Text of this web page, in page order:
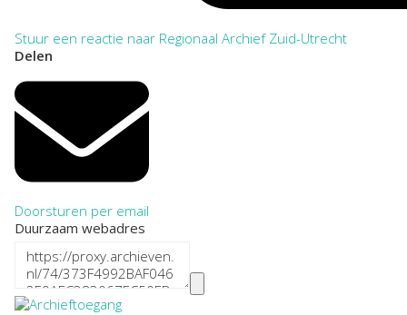
Stuur een reactie naar Regionaal Archief Zuid-Utrecht
Delen
Doorsturen per email
Duurzaam webadres